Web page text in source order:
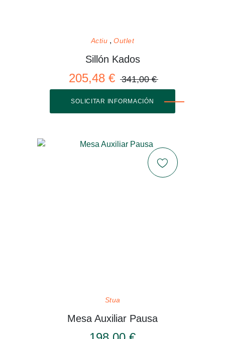
Actiu Outlet
Sillón Kados
205,48 € 341,00 €
SOLICITAR INFORMACIÓN
Stua
Mesa Auxiliar Pausa